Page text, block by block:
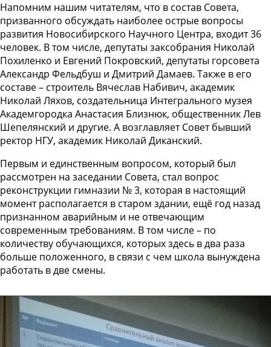
Напомним нашим читателям, что в состав Совета,
призванного обсуждать наиболее острые вопросы
развития Новосибирского Научного Центра, входит 36
человек. В том числе, депутаты заксобрания Николай
Похиленко и Евгений Покровский, депутаты горсовета
Александр Фельдбуш и Дмитрий Дамаев. Также в его
составе – строитель Вячеслав Набивич, академик
Николай Ляхов, создательница Интегрального музея
Академгородка Анастасия Близнюк, общественник Лев
Шепелянский и другие. А возглавляет Совет бывший
ректор НГУ, академик Николай Диканский.
Первым и единственным вопросом, который был
рассмотрен на заседании Совета, стал вопрос
реконструкции гимназии № 3, которая в настоящий
момент располагается в старом здании, ещё год назад
признанном аварийным и не отвечающим
современным требованиям. В том числе – по
количеству обучающихся, которых здесь в два раза
больше положенного, в связи с чем школа вынуждена
работать в две смены.